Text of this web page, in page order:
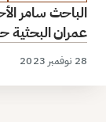
الباحث سامر
عمران البحثية
28 نوفمبر 2023